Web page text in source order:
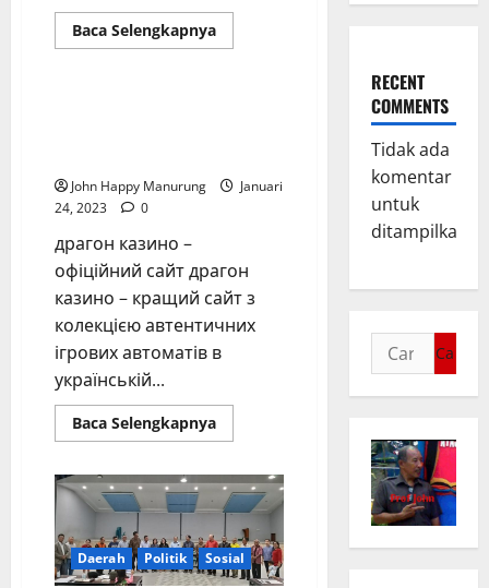
Baca Selengkapnya
Uncategorized
John Happy Manurung
Januari
24, 2023
0
драгон казино –
офіційний сайт драгон
казино – кращий сайт з
колекцією автентичних
ігрових автоматів в
українській...
Baca Selengkapnya
Daerah Politik Sosial
RECENT
COMMENTS
Tidak ada
komentar
untuk
ditampilkan.